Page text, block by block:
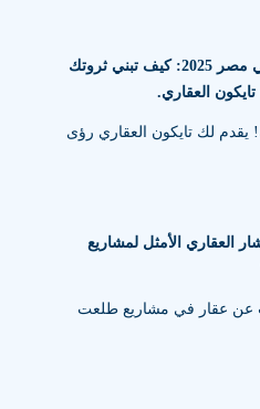
الاستثمار العقاري في مصر 2025: كيف تبني ثروتك
تايكون العقاري.
يقدم لك تايكون العقاري رؤى
العقاري الأمثل لمشاريع
عن عقار في مشاريع طلعت